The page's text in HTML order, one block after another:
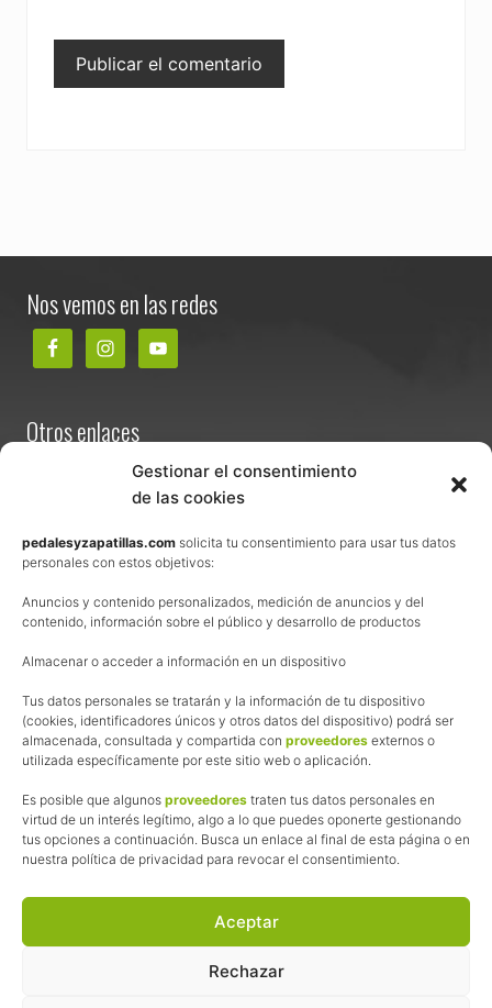
Gestionar el consentimiento
de las cookies
pedalesyzapatillas.com solicita tu consentimiento para usar tus datos
personales con estos objetivos:
Anuncios y contenido personalizados, medición de anuncios y del
contenido, información sobre el público y desarrollo de productos
Almacenar o acceder a información en un dispositivo
Tus datos personales se tratarán y la información de tu dispositivo
(cookies, identificadores únicos y otros datos del dispositivo) podrá ser
almacenada, consultada y compartida con proveedores externos o
utilizada específicamente por este sitio web o aplicación.
Es posible que algunos proveedores traten tus datos personales en
virtud de un interés legítimo, algo a lo que puedes oponerte gestionando
tus opciones a continuación. Busca un enlace al final de esta página o en
nuestra política de privacidad para revocar el consentimiento.
Aceptar
Rechazar
Nos vemos en las redes
Otros enlaces
Términos y condiciones de venta
Política de privacidad
Política de cookies
Afiliación
La web de Pedalesyzapatillas utiliza programas de afiliación.
¿Qué significa esto?
Cuando recomiendo algún producto, pongo enlaces a tiendas
online que utilizo y, por cada compra que realizas, me llevo
una comisión sin que a ti te cueste más dinero.
Esas comisiones me permiten seguir manteniendo esta web,
las inscripciones a muchas de las marchas para después
Siempre escribo sobre productos y tiendas que he probado